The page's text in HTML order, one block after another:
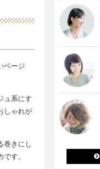
ベージ
ュ系にす
しゃれが
巻きにし
す。